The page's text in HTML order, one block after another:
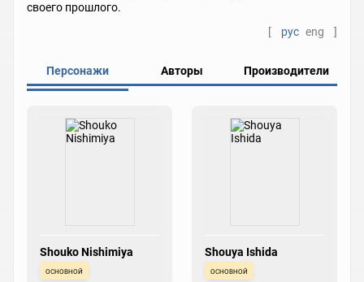
своего прошлого.
[
рус eng ]
Персонажи Авторы Производители
Shouko Nishimiya
основной
Shouya Ishida
основной